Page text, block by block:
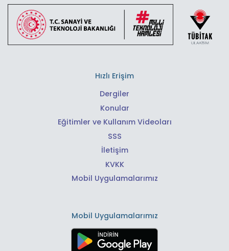
Hızlı Erişim
Dergiler
Konular
Eğitimler ve Kullanım Videoları
SSS
İletişim
KVKK
Mobil Uygulamalarımız
Mobil Uygulamalarımız